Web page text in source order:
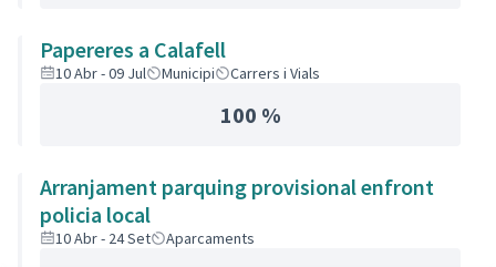
Papereres a Calafell
10 Abr - 09 Jul Municipi Carrers i Vials
100 %
Arranjament parquing provisional enfront
policia local
10 Abr - 24 Set Aparcaments